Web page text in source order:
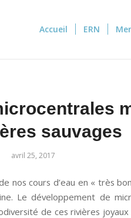
Accueil ERN
sauvages
avril 25, 2017
nos cours d’eau en « très
Le développement de
de ces rivières